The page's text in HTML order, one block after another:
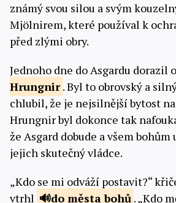
známý svou silou a svým
Mjölnirem, které používal k
před zlými obry.
Jednoho dne do Asgardu dorazil
Hrungnir . Byl to obrovský a
chlubil, že je nejsilnější bytost
Hrungnir byl dokonce tak
že Asgard dobude a všem bohům
jejich skutečný vládce.
„Kdo se mi odváží postavit?“
vtrhl
do městabohů . „Kdo